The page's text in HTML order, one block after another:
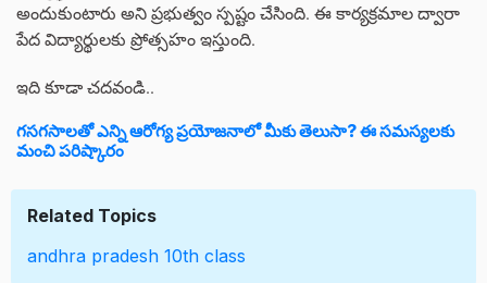
అందుకుంటారు అని ప్రభుత్వం స్పష్టం చేసింది. ఈ కార్యక్రమాల ద్వారా
పేద విద్యార్థులకు ప్రోత్సహం ఇస్తుంది.
ఇది కూడా చదవండి..
గసగసాలతో ఎన్ని ఆరోగ్య ప్రయోజనాలో మీకు తెలుసా? ఈ సమస్యలకు
మంచి పరిష్కారం
Related Topics
andhra pradesh 10th class